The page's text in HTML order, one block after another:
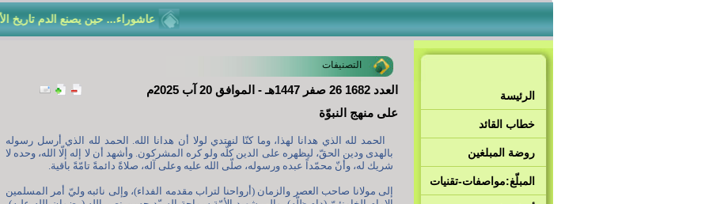
عاشوراء... حين يصنع الدم تاريخ الأمّة
الرئيسة
خطاب القائد
روضة المبلغين
المبلّغ:مواصفات-تقنيات
التصنيفات
العدد 1682 26 صفر 1447هـ - الموافق 20 آب 2025م
على منهج النبوّة
الحمد لله الذي هدانا لهذا، وما كنّا لنهتدي لولا أن هدانا الله. الحمد لله الذي أرسل رسوله
بالهدى ودين الحقّ، ليظهره على الدين كلّه ولو كره المشركون. وأشهد أن لا إله إلّا الله، وحده لا
شريك له، وأنّ محمّداً عبده ورسوله، صلّى الله عليه وعلى آله، صلاةً دائمةً تامّةً باقية.
إلى مولانا صاحب العصر والزمان (أرواحنا لتراب مقدمه الفداء)، وإلى نائبه وليّ أمر المسلمين